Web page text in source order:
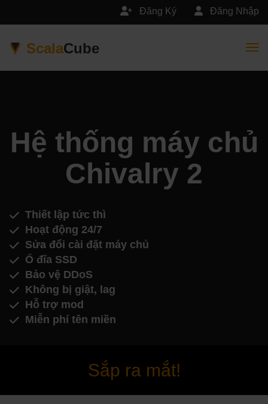
Đăng Nhập
Đăng Ký
ScalaCube
Hệ thống máy chủ
Chivalry 2
Thiết lập tức thì
Hoạt động 24/7
Sửa đổi cài đặt máy chủ
Ổ đĩa SSD
Bảo vệ DDoS
Không bị giật, lag
Hỗ trợ mod
Miễn phí tên miền
Sắp ra mắt!